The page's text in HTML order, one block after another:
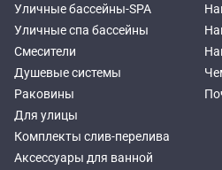
Уличные бассейны-SPA
Уличные спа бассейны
Смесители
Душевые системы
Раковины
Для улицы
Комплекты слив-перелива
Аксессуары для ванной